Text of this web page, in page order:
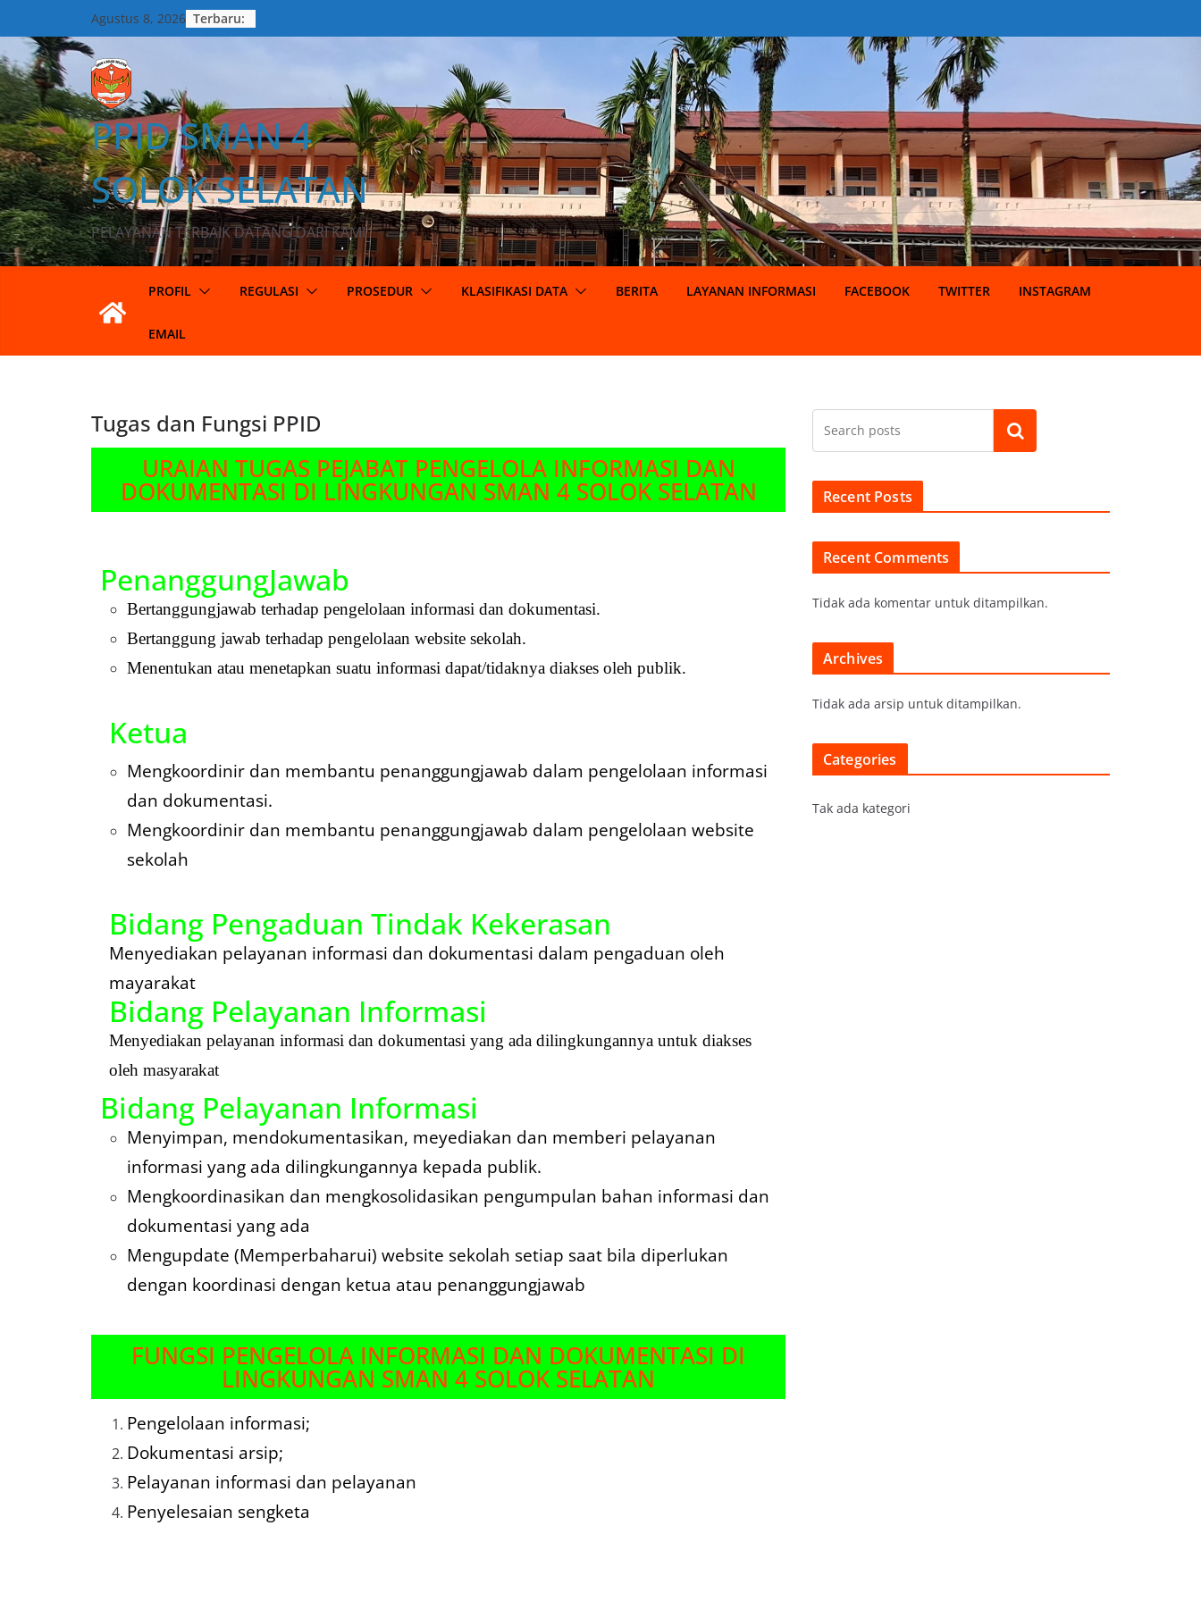
Agustus 8, 2026 Terbaru:
PPID SMAN 4
SOLOK SELATAN
PELAYANAN TERBAIK DATANG DARI KAMI
PROFIL REGULASI PROSEDUR KLASIFIKASI DATA BERITA LAYANAN INFORMASI FACEBOOK TWITTER INSTAGRAM
EMAIL
Tugas dan Fungsi PPID
URAIAN TUGAS PEJABAT PENGELOLA INFORMASI DAN
DOKUMENTASI DI LINGKUNGAN SMAN 4 SOLOK SELATAN
PenanggungJawab
Bertanggungjawab terhadap pengelolaan informasi dan dokumentasi.
Bertanggung jawab terhadap pengelolaan website sekolah.
Menentukan atau menetapkan suatu informasi dapat/tidaknya diakses oleh publik.
Ketua
Mengkoordinir dan membantu penanggungjawab dalam pengelolaan informasi
dan dokumentasi.
Mengkoordinir dan membantu penanggungjawab dalam pengelolaan website
sekolah
Bidang Pengaduan Tindak Kekerasan
Menyediakan pelayanan informasi dan dokumentasi dalam pengaduan oleh
mayarakat
Bidang Pelayanan Informasi
Menyediakan pelayanan informasi dan dokumentasi yang ada dilingkungannya untuk diakses
oleh masyarakat
Bidang Pelayanan Informasi
Menyimpan, mendokumentasikan, meyediakan dan memberi pelayanan
informasi yang ada dilingkungannya kepada publik.
Mengkoordinasikan dan mengkosolidasikan pengumpulan bahan informasi dan
dokumentasi yang ada
Mengupdate (Memperbaharui) website sekolah setiap saat bila diperlukan
dengan koordinasi dengan ketua atau penanggungjawab
FUNGSI PENGELOLA INFORMASI DAN DOKUMENTASI DI
LINGKUNGAN SMAN 4 SOLOK SELATAN
Pengelolaan informasi;
Dokumentasi arsip;
Pelayanan informasi dan pelayanan
Penyelesaian sengketa
Cari
Recent Posts
Recent Comments
Tidak ada komentar untuk ditampilkan.
Archives
Tidak ada arsip untuk ditampilkan.
Categories
Tak ada kategori